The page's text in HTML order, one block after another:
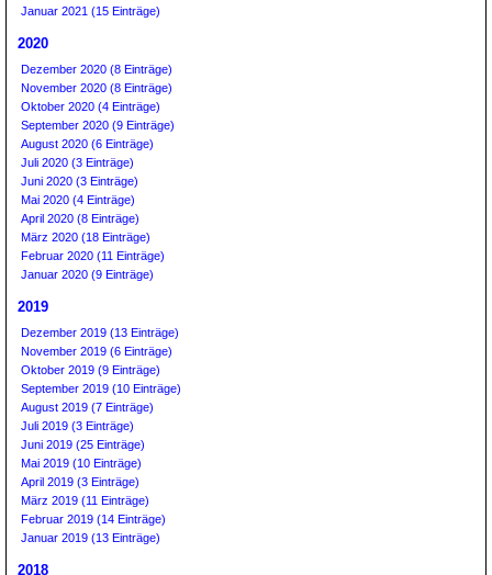
Januar 2021 (15 Einträge)
2020
Dezember 2020 (8 Einträge)
November 2020 (8 Einträge)
Oktober 2020 (4 Einträge)
September 2020 (9 Einträge)
August 2020 (6 Einträge)
Juli 2020 (3 Einträge)
Juni 2020 (3 Einträge)
Mai 2020 (4 Einträge)
April 2020 (8 Einträge)
März 2020 (18 Einträge)
Februar 2020 (11 Einträge)
Januar 2020 (9 Einträge)
2019
Dezember 2019 (13 Einträge)
November 2019 (6 Einträge)
Oktober 2019 (9 Einträge)
September 2019 (10 Einträge)
August 2019 (7 Einträge)
Juli 2019 (3 Einträge)
Juni 2019 (25 Einträge)
Mai 2019 (10 Einträge)
April 2019 (3 Einträge)
März 2019 (11 Einträge)
Februar 2019 (14 Einträge)
Januar 2019 (13 Einträge)
2018